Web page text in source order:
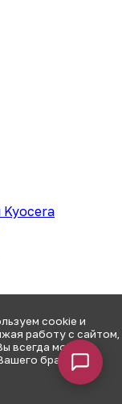
Kyocera
cookie и
работу с сайтом,
всегда можете
браузера.